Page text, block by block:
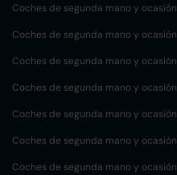
Coches de segunda mano y ocasión
Coches de segunda mano y ocasión
Coches de segunda mano y ocasión
Coches de segunda mano y ocasión
Coches de segunda mano y ocasión
Coches de segunda mano y ocasión
Coches de segunda mano y ocasión